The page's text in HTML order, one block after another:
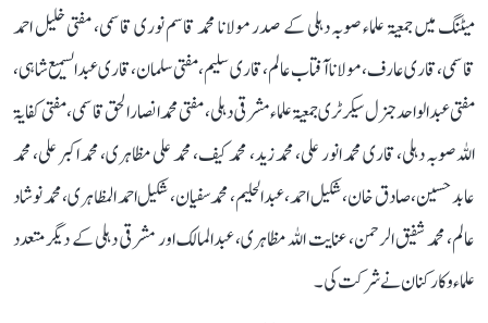
میٹنگ میں جمعیۃ علماء صوبہ دہلی کے صدر مولانا محمد قاسم نوری قاسمی، مفتی خلیل احمد
قاسمی، قاری عارف، مولانا آفتاب عالم، قاری سلیم، مفتی سلمان ، قاری عبدالسمیع شاہی ،
مفتی عبد الواحد جنرل سیکرٹری جمعیۃ علماء مشرقی دہلی، مفتی محمد انصار الحق قاسمی ، مفتی کفایۃ
اللہ صوبہ دہلی، قاری محمد انور علی، محمد زید، محمد کیف، محمد علی مظاہری، محمد اکبر علی، محمد
عابد حسین، صادق خان، شکیل احمد، عبدالحلیم، محمد سفیان، شکیل احمد المظاہری، محمد نوشاد
عالم، محمد شفیق الرحمن، عنایت اللہ مظاہری، عبدالمالک اور مشرقی دہلی کے دیگر متعدد
علماء و کارکنان نے شرکت کی۔